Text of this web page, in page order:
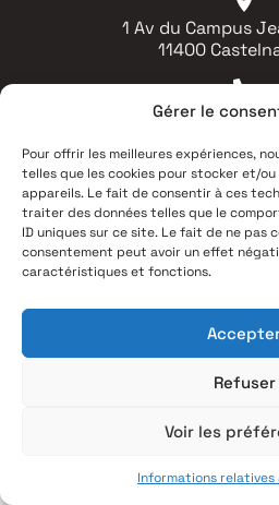
Gérer le
Pour offrir les meilleures expériences,
telles que les cookies pour stocker et/
appareils. Le fait de consentir à ces
traiter des données telles que le
ID uniques sur ce site. Le fait de ne pas
consentement peut avoir un effet
caractéristiques et fonctions.
Refuser
Voir les
Informations relatives
1 Av du Campus
11400
04 68 94
Mentions
Politique de
Plan du
Accessbilité :